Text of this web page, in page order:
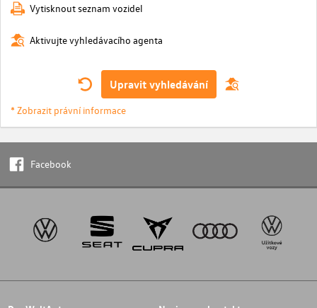
Vytisknout seznam vozidel
Aktivujte vyhledávacího agenta
Upravit vyhledávání
* Zobrazit právní informace
Facebook